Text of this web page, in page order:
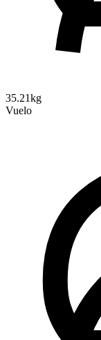
35.21kg
Vuelo